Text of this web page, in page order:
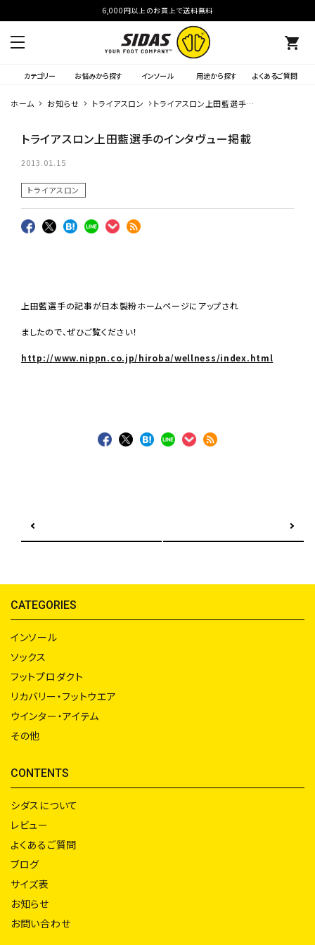
6,000円以上のお買上で送料無料
shopping_cart
カテゴリー お悩みから探す インソール 用途から探す よくあるご質問
ホーム お知らせ トライアスロン
トライアスロン上田藍選手の
トライアスロン上田藍選手のインタヴュー掲載
2013.01.15
トライアスロン
上田藍選手の記事が日本製粉ホームページにアップされ
ましたので、ぜひご覧ください！
http://www.nippn.co.jp/hiroba/wellness/index.html
CATEGORIES
インソール
ソックス
フットプロダクト
リカバリー・フットウエア
ウインター・アイテム
その他
CONTENTS
シダスについて
レビュー
よくあるご質問
ブログ
サイズ表
お知らせ
お問い合わせ